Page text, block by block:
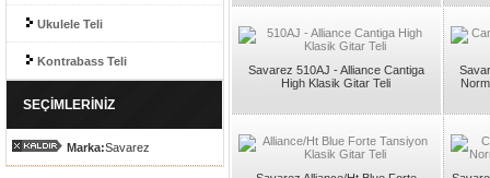
Ukulele Teli
Kontrabass Teli
SEÇİMLERİNİZ
Marka:Savarez
Savarez 510AJ - Alliance Cantiga
High Klasik Gitar Teli